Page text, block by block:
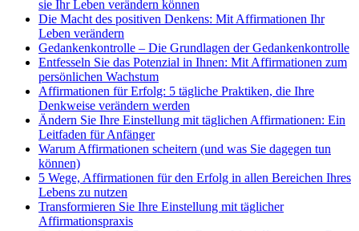
sie Ihr Leben verändern können
Die Macht des positiven Denkens: Mit Affirmationen Ihr
Leben verändern
Gedankenkontrolle – Die Grundlagen der Gedankenkontrolle
Entfesseln Sie das Potenzial in Ihnen: Mit Affirmationen zum
persönlichen Wachstum
Affirmationen für Erfolg: 5 tägliche Praktiken, die Ihre
Denkweise verändern werden
Ändern Sie Ihre Einstellung mit täglichen Affirmationen: Ein
Leitfaden für Anfänger
Warum Affirmationen scheitern (und was Sie dagegen tun
können)
5 Wege, Affirmationen für den Erfolg in allen Bereichen Ihres
Lebens zu nutzen
Transformieren Sie Ihre Einstellung mit täglicher
Affirmationspraxis